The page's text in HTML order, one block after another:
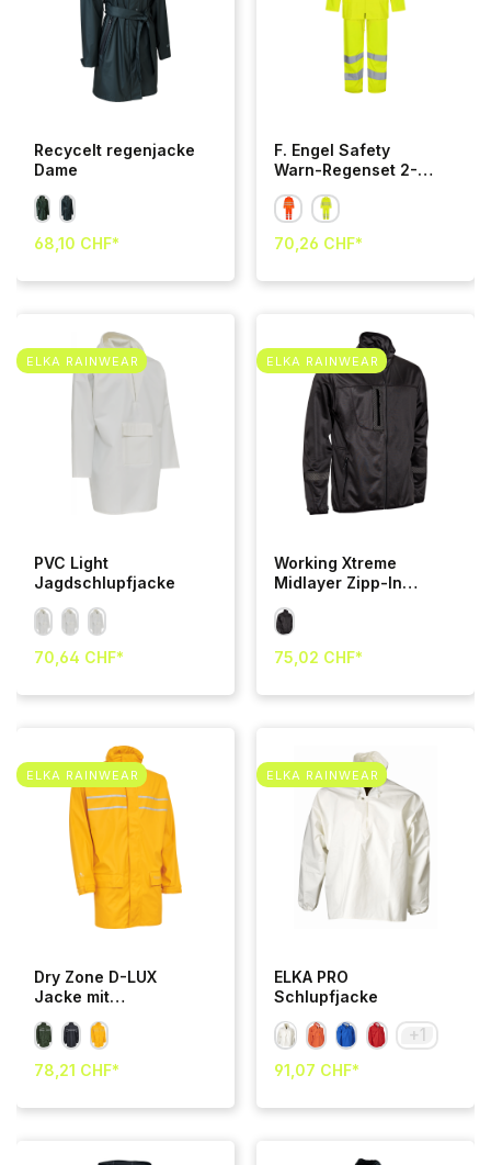
Recycelt regenjacke
Dame
68,10 CHF*
F. Engel Safety
Warn-Regenset 2-
70,26 CHF*
ELKA RAINWEAR
PVC Light
Jagdschlupfjacke
70,64 CHF*
ELKA RAINWEAR
Working Xtreme
Midlayer Zipp-In
Jacke
75,02 CHF*
ELKA RAINWEAR
Dry Zone D-LUX
Jacke mit
Rücken und Brust
78,21 CHF*
ELKA RAINWEAR
ELKA PRO
Schlupfjacke
+1
91,07 CHF*